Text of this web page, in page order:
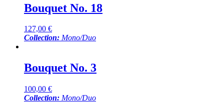
Bouquet No. 18
127,00 €
Collection: Mono/Duo
Bouquet No. 3
100,00 €
Collection: Mono/Duo